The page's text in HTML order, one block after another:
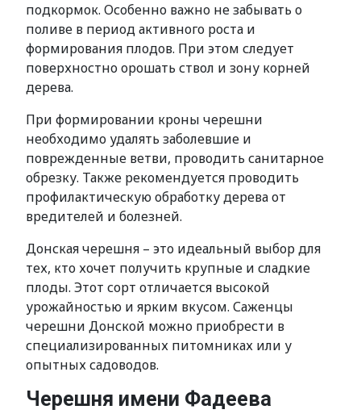
подкормок. Особенно важно не забывать о
поливе в период активного роста и
формирования плодов. При этом следует
поверхностно орошать ствол и зону корней
дерева.
При формировании кроны черешни
необходимо удалять заболевшие и
поврежденные ветви, проводить санитарное
обрезку. Также рекомендуется проводить
профилактическую обработку дерева от
вредителей и болезней.
Донская черешня – это идеальный выбор для
тех, кто хочет получить крупные и сладкие
плоды. Этот сорт отличается высокой
урожайностью и ярким вкусом. Саженцы
черешни Донской можно приобрести в
специализированных питомниках или у
опытных садоводов.
Черешня имени Фадеева